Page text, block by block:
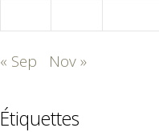
« Sep Nov »
Étiquettes